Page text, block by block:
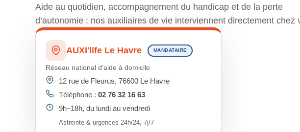
Aide au quotidien, accompagnement du handicap et de la perte
d’autonomie : nos auxiliaires de vie interviennent directement chez
AUXI'life Le Havre MANDATAIRE
Réseau national d’aide à domicile
12 rue de Fleurus, 76600 Le Havre
Téléphone : 02 76 32 16 63
9h–18h, du lundi au vendredi
Astreinte & urgences 24h/24, 7j/7